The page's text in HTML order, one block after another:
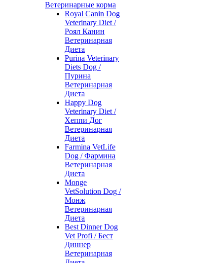
Ветеринарные корма
Royal Canin Dog
Veterinary Diet /
Роял Канин
Ветеринарная
Диета
Purina Veterinary
Diets Dog /
Пурина
Ветеринарная
Диета
Happy Dog
Veterinary Diet /
Хеппи Дог
Ветеринарная
Диета
Farmina VetLife
Dog / Фармина
Ветеринарная
Диета
Monge
VetSolution Dog /
Монж
Ветеринарная
Диета
Best Dinner Dog
Vet Profi / Бест
Диннер
Ветеринарная